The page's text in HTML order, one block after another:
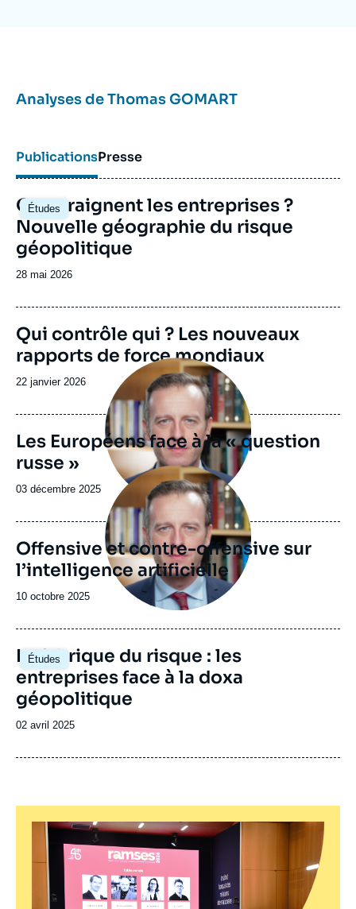
Analyses deThomas GOMART
PublicationsPresse
Études
Image
principale
Que craignent les entreprises ?
Nouvelle géographie du risque
géopolitique
Date
publication
28 mai 2026
Image
de
couverture
la
Qui contrôle qui ? Les nouveaux
rapports de force mondiaux
Date
publication
22 janvier 2026
Image
principale
Les Européens face à la « question
russe »
Date
publication
03 décembre 2025
Image
principale
Offensive et contre-offensive sur
l’intelligence artificielle
Date
publication
10 octobre 2025
Études
Image
principale
La fabrique du risque : les
entreprises face à la doxa
géopolitique
Date
publication
02 avril 2025